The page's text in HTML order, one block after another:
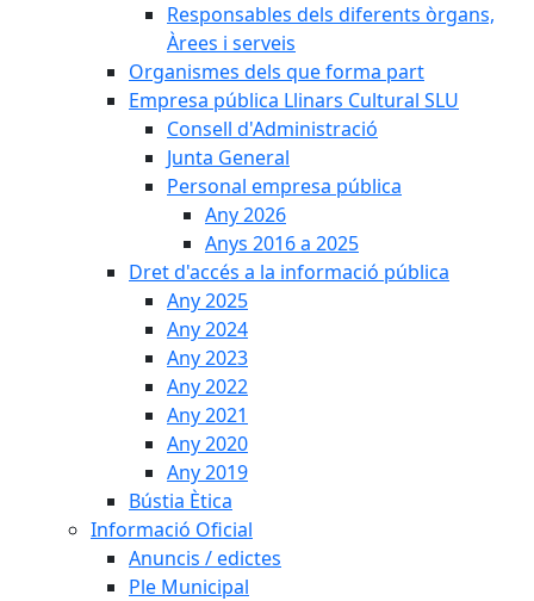
Responsables dels diferents òrgans,
Àrees i serveis
Organismes dels que forma part
Empresa pública Llinars Cultural SLU
Consell d'Administració
Junta General
Personal empresa pública
Any 2026
Anys 2016 a 2025
Dret d'accés a la informació pública
Any 2025
Any 2024
Any 2023
Any 2022
Any 2021
Any 2020
Any 2019
Bústia Ètica
Informació Oficial
Anuncis / edictes
Ple Municipal